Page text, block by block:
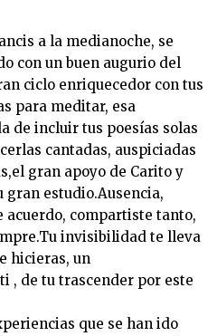
a la medianoche, se
con un buen augurio del
ciclo enriquecedor con tus
para meditar, esa
de incluir tus poesías solas
cantadas, auspiciadas
gran apoyo de Carito y
gran estudio.Ausencia,
compartiste tanto,
invisibilidad te lleva
hicieras, un
, de tu trascender por este
que se han ido